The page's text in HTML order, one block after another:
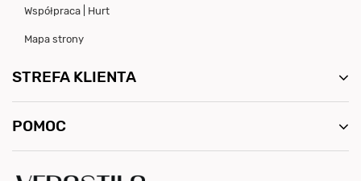
Współpraca | Hurt
Mapa strony
STREFA KLIENTA
POMOC